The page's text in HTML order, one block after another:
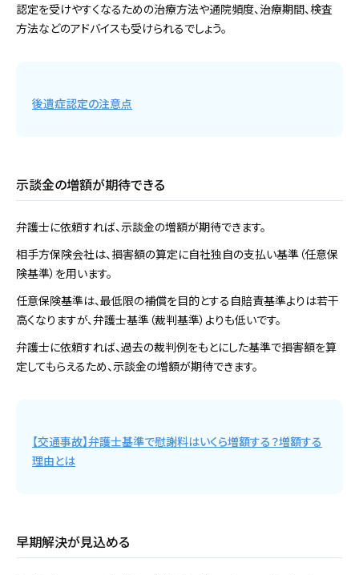
認定を受けやすくなるための治療方法や通院頻度、治療期間、検査
方法などのアドバイスも受けられるでしょう。
後遺症認定の注意点
示談金の増額が期待できる
弁護士に依頼すれば、示談金の増額が期待できます。
相手方保険会社は、損害額の算定に自社独自の支払い基準（任意保
険基準）を用います。
任意保険基準は、最低限の補償を目的とする自賠責基準よりは若干
高くなりますが、弁護士基準（裁判基準）よりも低いです。
弁護士に依頼すれば、過去の裁判例をもとにした基準で損害額を算
定してもらえるため、示談金の増額が期待できます。
【交通事故】弁護士基準で慰謝料はいくら増額する？増額する
理由とは
早期解決が見込める